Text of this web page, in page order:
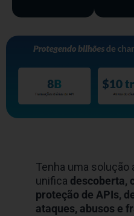
Tenha uma solução
unifica descoberta,
proteção de APIs,
ataques, abusos e